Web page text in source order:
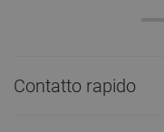
Contatto rapido